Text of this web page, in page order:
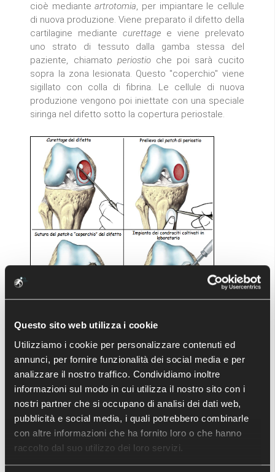
Questo sito web utilizza i cookie
Utilizziamo i cookie per personalizzare contenuti ed
annunci, per fornire funzionalità dei social media e per
analizzare il nostro traffico. Condividiamo inoltre
informazioni sul modo in cui utilizza il nostro sito con i
nostri partner che si occupano di analisi dei dati web,
pubblicità e social media, i quali potrebbero combinarle
con altre informazioni che ha fornito loro o che hanno
raccolto dal suo utilizzo dei loro servizi.
cioè medianteartrotomia, per impiantare le cellule
di nuova produzione. Viene preparato il difetto della
cartilagine mediante curettage e viene prelevato
uno strato di tessuto dalla gamba stessa del
paziente, chiamato periostioche poi sarà cucito
sopra la zona lesionata. Questo "coperchio" viene
sigillato con colla di fibrina. Le cellule di nuova
produzione vengono poi iniettate con una speciale
siringa nel difetto sotto la copertura periostale.
La tecnica ACI è indicata per i pazienti più giovani
che hanno singoli difetti più grandi di 2 cm di
diametro. ACI ha il vantaggio di utilizzare cellule
proprie del paziente, di creare una cartilagine ialina
quindi una cartilagine normale e duratura ma ha lo
svantaggio di richiedere due interventi chirurgici,
un'incisione aperta e che necessita di diverse
settimane per essere completato, i tempi di